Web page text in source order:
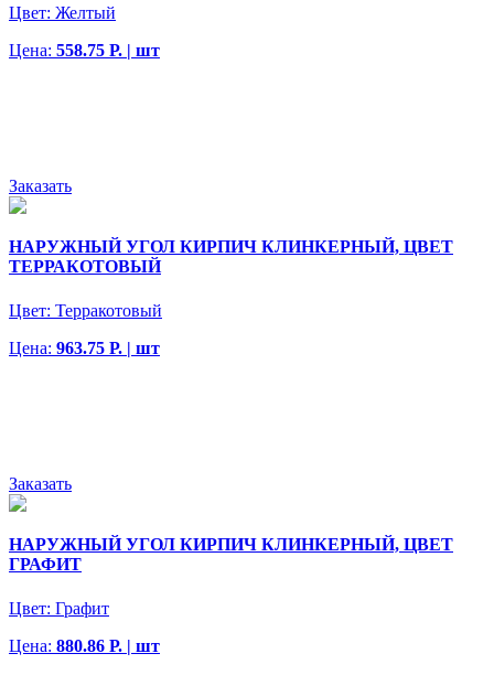
Цвет: Желтый
Цена: 558.75 Р. | шт
Заказать
НАРУЖНЫЙ УГОЛ КИРПИЧ КЛИНКЕРНЫЙ, ЦВЕТ
ТЕРРАКОТОВЫЙ
Цвет: Терракотовый
Цена: 963.75 Р. | шт
Заказать
НАРУЖНЫЙ УГОЛ КИРПИЧ КЛИНКЕРНЫЙ, ЦВЕТ
ГРАФИТ
Цвет: Графит
Цена: 880.86 Р. | шт